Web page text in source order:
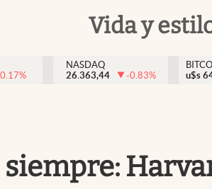
Vida y
%
NASDAQ
26.363,44
-0.83%
u$s